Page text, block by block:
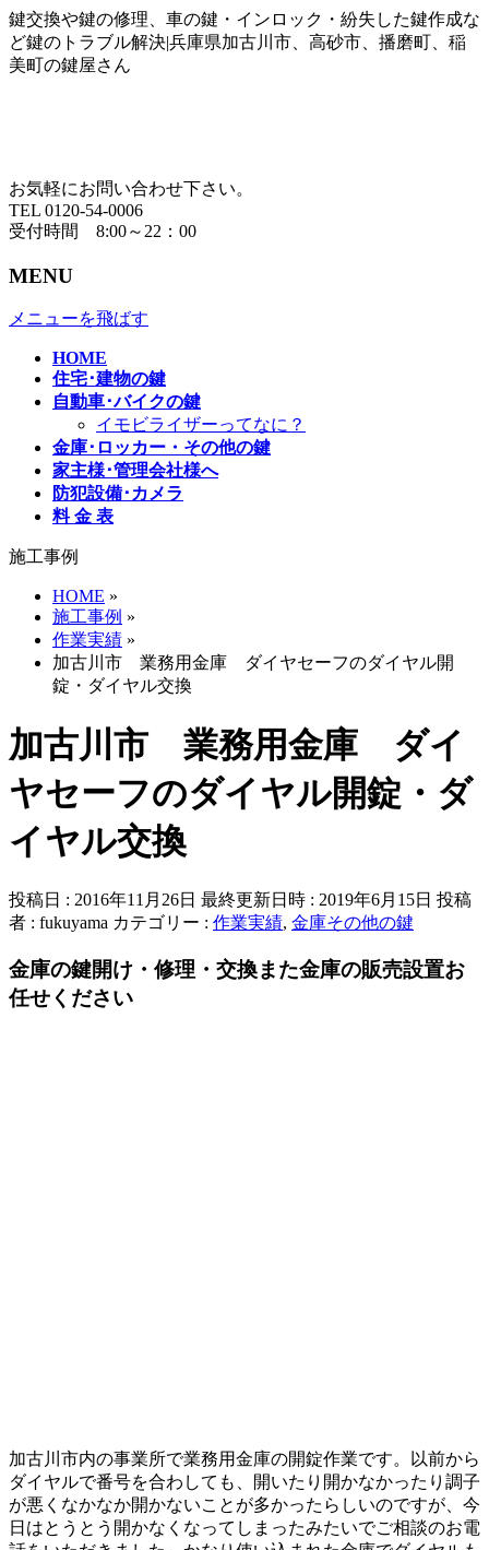
鍵交換や鍵の修理、車の鍵・インロック・紛失した鍵作成な
ど鍵のトラブル解決|兵庫県加古川市、高砂市、播磨町、稲
美町の鍵屋さん
お気軽にお問い合わせ下さい。
TEL 0120-54-0006
受付時間 8:00～22：00
MENU
メニューを飛ばす
HOME
住宅･建物の鍵
自動車･バイクの鍵
イモビライザーってなに？
金庫･ロッカー・その他の鍵
家主様･管理会社様へ
防犯設備･カメラ
料 金 表
施工事例
HOME »
施工事例 »
作業実績 »
加古川市 業務用金庫 ダイヤセーフのダイヤル開
錠・ダイヤル交換
加古川市 業務用金庫 ダイ
ヤセーフのダイヤル開錠・ダ
イヤル交換
投稿日 : 2016年11月26日 最終更新日時 : 2019年6月15日 投稿
者 : fukuyama カテゴリー : 作業実績, 金庫その他の鍵
金庫の鍵開け・修理・交換また金庫の販売設置お
任せください
加古川市内の事業所で業務用金庫の開錠作業です。以前から
ダイヤルで番号を合わしても、開いたり開かなかったり調子
が悪くなかなか開かないことが多かったらしいのですが、今
日はとうとう開かなくなってしまったみたいでご相談のお電